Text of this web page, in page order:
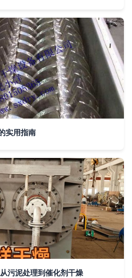
实用指南
污泥处理到催化剂干燥